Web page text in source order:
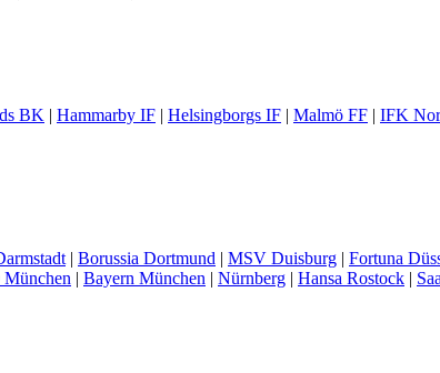
BK | Hammarby IF | Helsingborgs IF | Malmö FF | IFK
| Borussia Dortmund | MSV Duisburg | Fortuna
München | Bayern München | Nürnberg | Hansa Rostock |